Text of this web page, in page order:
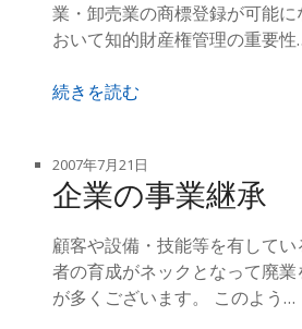
業・卸売業の商標登録が可能
おいて知的財産権管理の重要性
続きを読む
2007年7月21日
企業の事業継承
顧客や設備・技能等を有して
者の育成がネックとなって廃
が多くございます。 このよう…